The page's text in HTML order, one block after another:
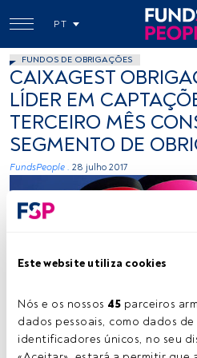
Este website utiliza cookies
Nós e os nossos 45 parceiros
dados pessoais, como dados
identificadores únicos, no seu
PT
FUNDOS DE OBRIGAÇÕES
CAIXAGEST
LÍDER EM
TERCEIRO MÊS
SEGMENTO DE
FundsPeople . 28 julho 2017
fotoandreabernardes, Flickr, Creative